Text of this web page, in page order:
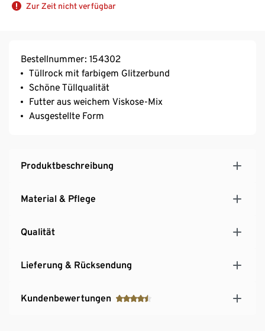
Zur Zeit nicht verfügbar
Bestellnummer: 154302
Tüllrock mit farbigem Glitzerbund
Schöne Tüllqualität
Futter aus weichem Viskose-Mix
Ausgestellte Form
Produktbeschreibung
Material & Pflege
Qualität
Lieferung & Rücksendung
Kundenbewertungen